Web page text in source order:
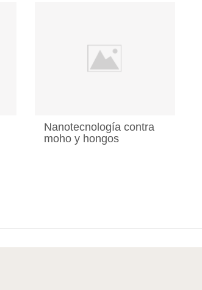
Nanotecnología contra
moho y hongos